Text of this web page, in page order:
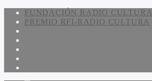
FUNDACIÓN RADIO CULTURA
PREMIO RFI-RADIO CULTURA